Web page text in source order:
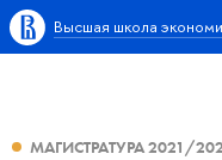
Высшая школа
МАГИСТРАТУРА 2021/